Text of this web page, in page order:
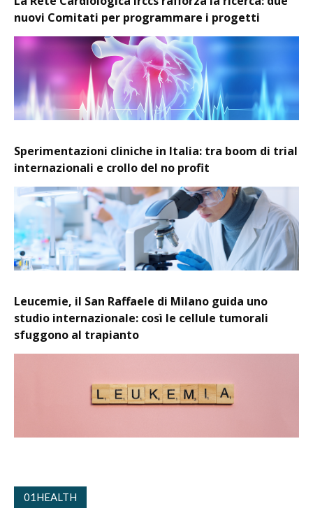
nuovi Comitati per programmare i progetti
Sperimentazioni cliniche in Italia: tra boom di trial
internazionali e crollo del no profit
Leucemie, il San Raffaele di Milano guida uno
studio internazionale: così le cellule tumorali
sfuggono al trapianto
01HEALTH